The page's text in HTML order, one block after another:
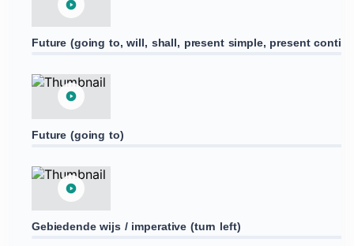
Future (going to, will, shall, present simple, present
Future (going to)
Gebiedende wijs / imperative (turn left)